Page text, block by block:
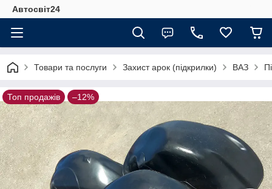
Автосвіт24
Товари та послуги Захист арок (підкрилки) ВАЗ
Топ продажів –12%